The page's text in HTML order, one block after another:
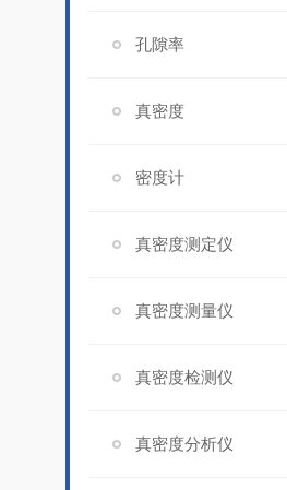
孔隙率
真密度
密度计
真密度测定仪
真密度测量仪
真密度检测仪
真密度分析仪